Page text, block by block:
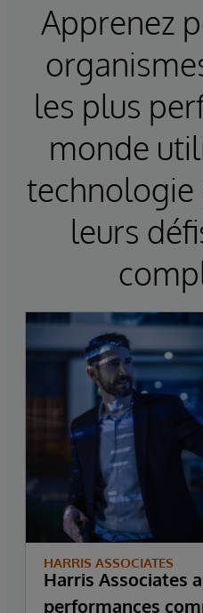
Apprenez
les plus
monde
technologie
leurs
HARRIS ASSOCIATES
Harris Associates
performances